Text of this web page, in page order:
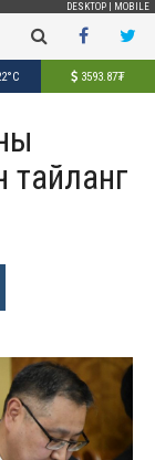
DESKTOP MOBILE
3593.87₮
тайланг